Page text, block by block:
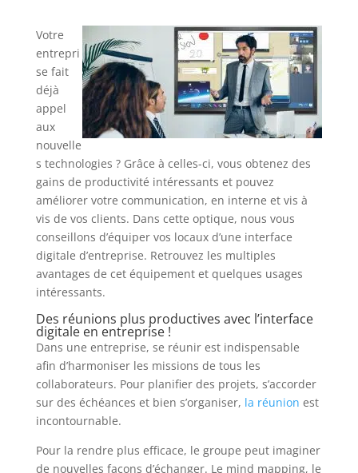
Votre
entrepri
se fait
déjà
appel
aux
nouvelle
s technologies ? Grâce à celles-ci, vous obtenez des
gains de productivité intéressants et pouvez
améliorer votre communication, en interne et vis à
vis de vos clients. Dans cette optique, nous vous
conseillons d’équiper vos locaux d’une interface
digitale d’entreprise. Retrouvez les multiples
avantages de cet équipement et quelques usages
intéressants.
Des réunions plus productives avec l’interface
digitale en entreprise !
Dans une entreprise, se réunir est indispensable
afin d’harmoniser les missions de tous les
collaborateurs. Pour planifier des projets, s’accorder
sur des échéances et bien s’organiser, la réunion est
incontournable.
Pour la rendre plus efficace, le groupe peut imaginer
de nouvelles façons d’échanger. Le mind mapping, le